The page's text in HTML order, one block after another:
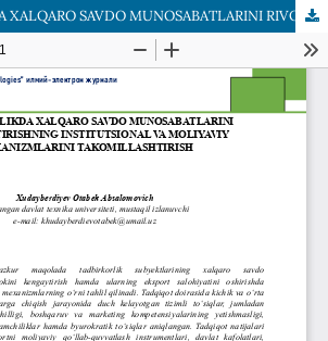
TADBIRKORLIKDA XALQARO SAVDO MUNOSABATLARINI RIVOJLANTIRISHNING INSTITUTSIONAL VA MOLIYAVIY MEXANIZMLARINI TAKOMILLASHTIRISH